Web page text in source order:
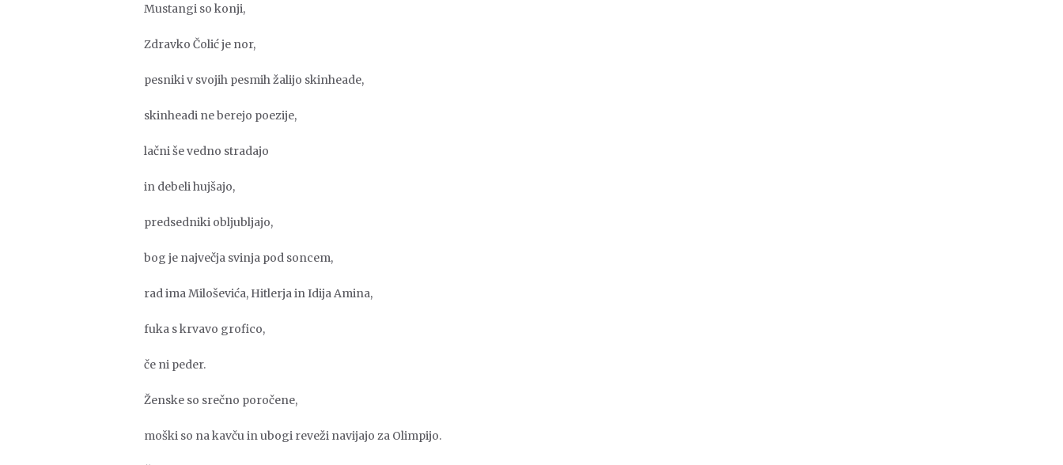
Mustangi so konji,
Zdravko Čolić je nor,
pesniki v svojih pesmih žalijo skinheade,
skinheadi ne berejo poezije,
lačni še vedno stradajo
in debeli hujšajo,
predsedniki obljubljajo,
bog je največja svinja pod soncem,
rad ima Miloševića, Hitlerja in Idija Amina,
fuka s krvavo grofico,
če ni peder.
Ženske so srečno poročene,
moški so na kavču in ubogi reveži navijajo za Olimpijo.